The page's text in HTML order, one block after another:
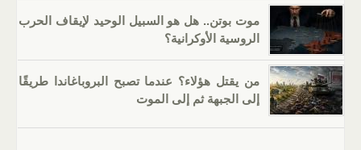
موت بوتن.. هل هو السبيل الوحيد لإيقاف الحرب
الروسية الأوكرانية؟
من يقتل هؤلاء؟ عندما تصبح البروباغاندا طريقًا
إلى الجبهة ثم إلى الموت